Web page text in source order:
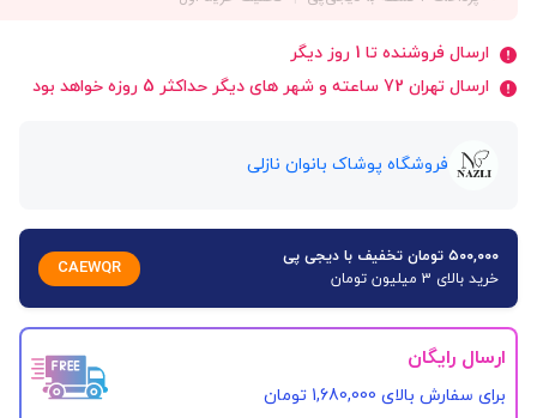
ارسال فروشنده تا 1 روز دیگر
ارسال تهران 72 ساعته و شهر های دیگر حداکثر 5 روزه خواهد بود
فروشگاه پوشاک بانوان نازلی
۵۰۰,۰۰۰ تومان تخفیف با دیجی پی
خرید بالای 3 میلیون تومان
CAEWQR
ارسال رایگان
برای سفارش‌ بالای 1,680,000 تومان